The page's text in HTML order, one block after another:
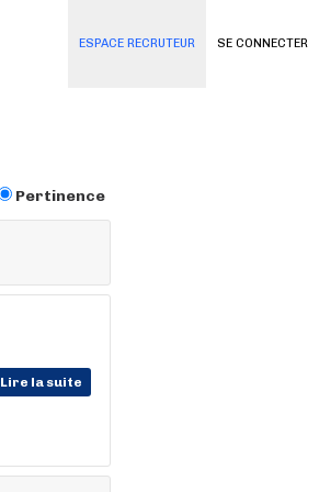
SE CONNECTER
ESPACE RECRUTEUR
Pertinence
Lire la suite